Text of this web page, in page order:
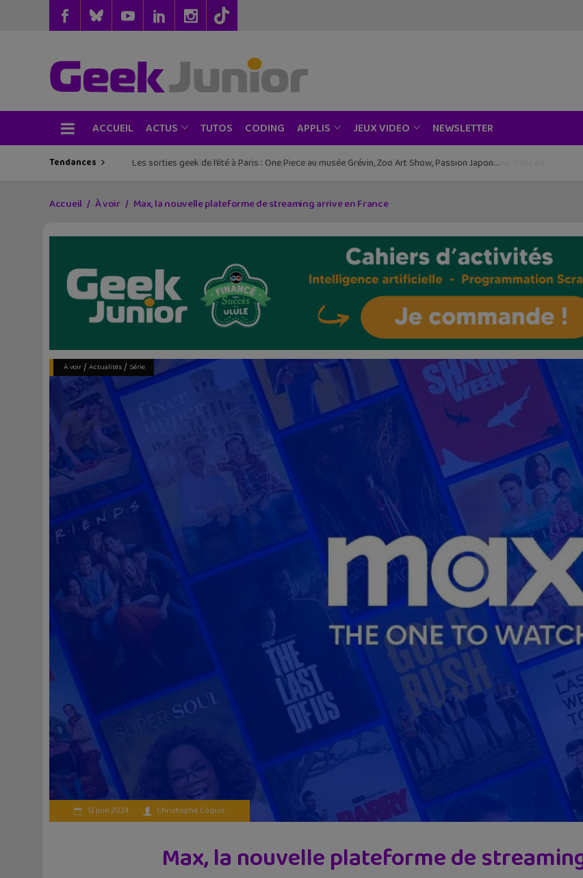
ACCUEIL ACTUS TUTOS CODING APPLIS JEUX VIDEO NEWSLETTER
Tendances Les sorties geek de l’été à Paris : One Piece au musée Grévin, Zoo Art Show, Passion Japon…
Accueil À voir Max, la nouvelle plateforme de streaming arrive en France
À voir/ Actualités/ Série
12 juin 2024 Christophe Coquis
Max, la nouvelle plateforme de